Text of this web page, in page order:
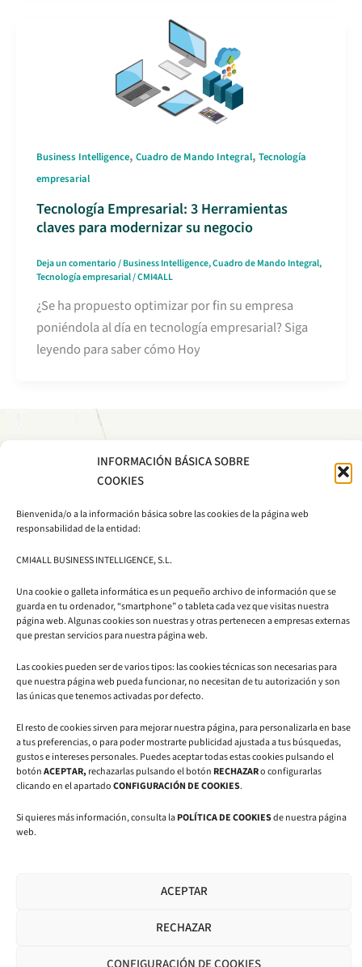
INFORMACIÓN BÁSICA SOBRE
COOKIES
Bienvenida/o a la información básica sobre las cookies de la página web
responsabilidad de la entidad:
CMI4ALL BUSINESS INTELLIGENCE, S.L.
Una cookie o galleta informática es un pequeño archivo de información que se
guarda en tu ordenador, “smartphone” o tableta cada vez que visitas nuestra
página web. Algunas cookies son nuestras y otras pertenecen a empresas externas
que prestan servicios para nuestra página web.
Las cookies pueden ser de varios tipos: las cookies técnicas son necesarias para
que nuestra página web pueda funcionar, no necesitan de tu autorización y son
las únicas que tenemos activadas por defecto.
El resto de cookies sirven para mejorar nuestra página, para personalizarla en base
a tus preferencias, o para poder mostrarte publicidad ajustada a tus búsquedas,
gustos e intereses personales. Puedes aceptar todas estas cookies pulsando el
botónACEPTAR, rechazarlas pulsando el botón RECHAZARo configurarlas
clicando en el apartadoCONFIGURACIÓN DE COOKIES.
Si quieres más información, consulta laPOLÍTICA DE COOKIESde nuestra página
web.
ACEPTAR
RECHAZAR
Business Intelligence, Cuadro de Mando Integral, Tecnología
empresarial
Tecnología Empresarial: 3 Herramientas
claves para modernizar su negocio
Deja un comentario/Business Intelligence,Cuadro de Mando Integral,
Tecnología empresarial/CMI4ALL
¿Se ha propuesto optimizar por fin su empresa
poniéndola al día en tecnología empresarial? Siga
leyendo para saber cómo Hoy
Avda. Autonomía, 7
50003 Zaragoza
BUSINESS
876 71 87
81
L
n
k
e
i
n
u
t
e
I
s
t
a
r
a
m
© 2025 CMI4ALL | Todos los derechos reservados | Diseño y